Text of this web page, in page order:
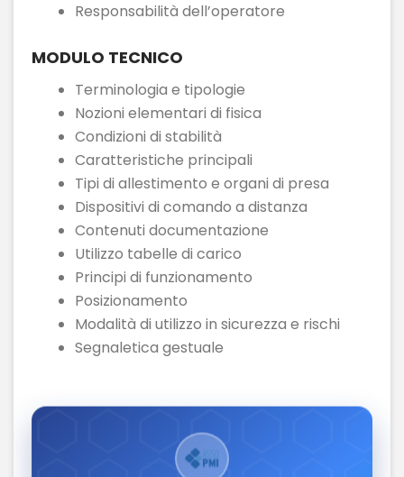
Responsabilità dell’operatore
MODULO TECNICO
Terminologia e tipologie
Nozioni elementari di fisica
Condizioni di stabilità
Caratteristiche principali
Tipi di allestimento e organi di presa
Dispositivi di comando a distanza
Contenuti documentazione
Utilizzo tabelle di carico
Principi di funzionamento
Posizionamento
Modalità di utilizzo in sicurezza e rischi
Segnaletica gestuale